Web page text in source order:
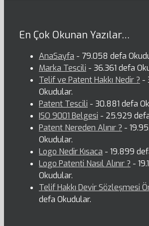
En Çok Okunan Yazılar…
AnaSayfa - 79.058 defa
Marka Tescili - 36.361 defa
Telif ve Patent Hakkı Nedir ? -
Okudular.
Patent Tescili - 30.881 defa
ISO 9001 Belgesi - 25.929
Patent Nereden Alınır ? -
Okudular.
Logo Nedir Kısaca - 19.899
Logo Patenti Nasıl Alınır ? -
Okudular.
Telif Hakkı Devir Sözleşmesi
defa Okudular.